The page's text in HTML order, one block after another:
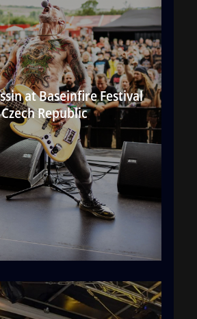
at Baseinfire Festival
Czech Republic
at Exo-Festival Lympia
Cypros